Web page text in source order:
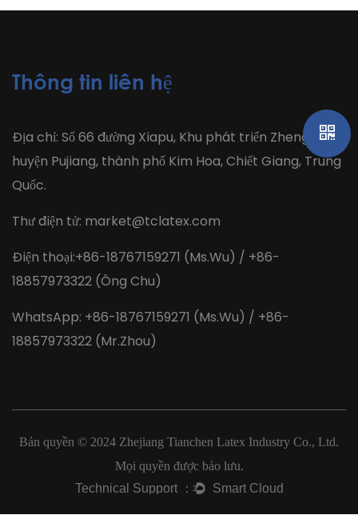
Thông tin liên hệ
Địa chỉ: Số 66 đường Xiapu, Khu phát triển Zhengjiawu,
huyện Pujiang, thành phố Kim Hoa, Chiết Giang, Trung
Quốc.
Thư điện tử: market@tclatex.com
Điện thoại:+86-18767159271 (Ms.Wu) / +86-
18857973322 (Ông Chu)
WhatsApp: +86-18767159271 (Ms.Wu) / +86-
18857973322 (Mr.Zhou)
Bản quyền © 2024 Zhejiang Tianchen Latex Industry Co., Ltd.
Mọi quyền được bảo lưu.